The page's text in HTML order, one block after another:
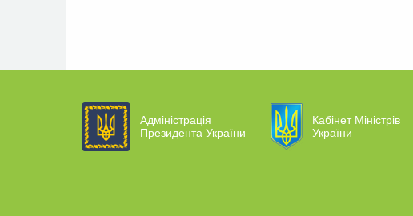
Адміністрація
Президента України
Кабінет Міністрів
України